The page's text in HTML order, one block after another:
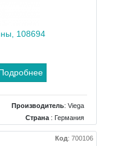
108694
Производитель: Viega
Страна : Германия
Тип: для раковины
: пластик
Код: 700106